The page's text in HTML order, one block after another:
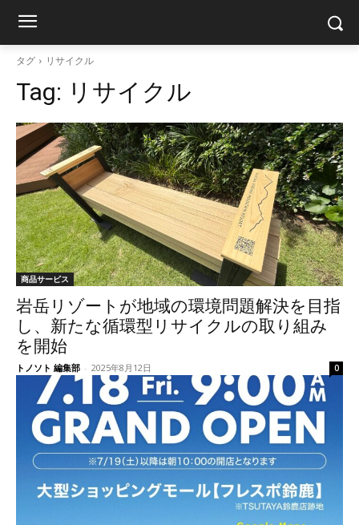
タグ リサイクル
Tag: リサイクル
商品サービス
岩岳リゾートが地域の環境問題解決を目指
し、新たな循環型リサイクルの取り組み
を開始
トノソト 編集部 - 2025年8月12日 0